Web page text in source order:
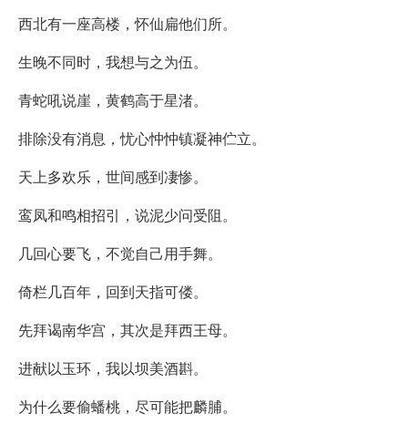
西北有一座高楼，怀仙扁他们所。
生晚不同时，我想与之为伍。
青蛇吼说崖，黄鹤高于星渚。
排除没有消息，忧心忡忡镇凝神伫立。
天上多欢乐，世间感到凄惨。
鸾凤和鸣相招引，说泥少问受阻。
几回心要飞，不觉自己用手舞。
倚栏几百年，回到天指可偻。
先拜谒南华宫，其次是拜西王母。
进献以玉环，我以坝美酒斟。
为什么要偷蟠桃，尽可能把麟脯。